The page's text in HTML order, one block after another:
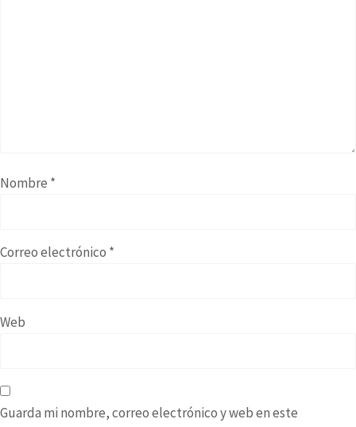
Nombre *
Correo electrónico *
Web
Guarda mi nombre, correo electrónico y web en este